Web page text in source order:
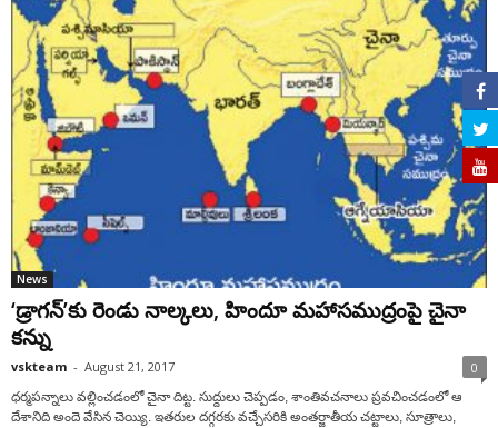
News
‘డ్రాగన్‌’కు రెండు నాల్కలు, హిందూ మహాసముద్రంపై చైనా
కన్ను
vskteam - August 21, 2017 0
ధర్మపన్నాలు వల్లించడంలో చైనా దిట్ట. సుద్దులు చెప్పడం, శాంతివచనాలు ప్రవచించడంలో ఆ
దేశానిది అందె వేసిన చెయ్యి. ఇతరుల దగ్గరకు వచ్చేసరికి అంతర్జాతీయ చట్టాలు, సూత్రాలు,